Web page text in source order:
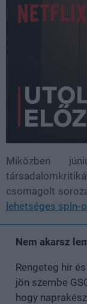
Miközben
csomagolt
lehetséges spin-
Nem akarsz
Rengeteg hír
jön szembe
hogy